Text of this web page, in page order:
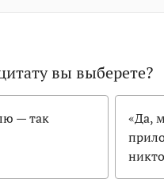
вы выберете?
— так
«Да,